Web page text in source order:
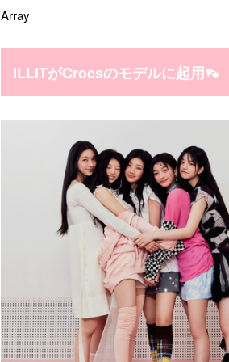
Array
ILLITがCrocsのモデルに起用👡